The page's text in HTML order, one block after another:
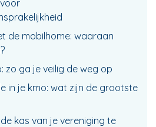
de mobilhome: waaraan
zo ga je veilig de weg op
in je kmo: wat zijn de grootste
kas van je vereniging te